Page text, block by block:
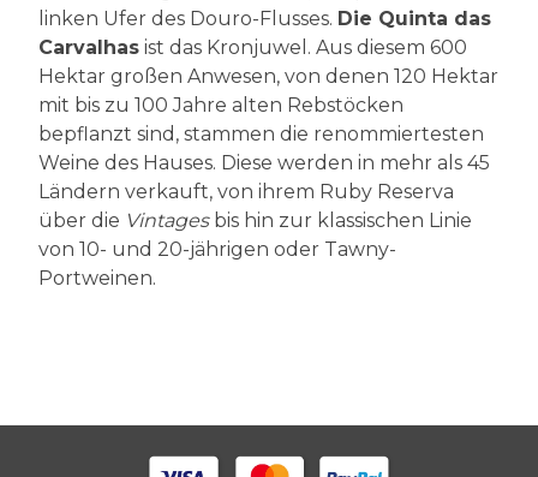
linken Ufer des Douro-Flusses. Die Quinta das
Carvalhas ist das Kronjuwel. Aus diesem 600
Hektar großen Anwesen, von denen 120 Hektar
mit bis zu 100 Jahre alten Rebstöcken
bepflanzt sind, stammen die renommiertesten
Weine des Hauses. Diese werden in mehr als 45
Ländern verkauft, von ihrem Ruby Reserva
über die Vintagesbis hin zur klassischen Linie
von 10- und 20-jährigen oder Tawny-
Portweinen.